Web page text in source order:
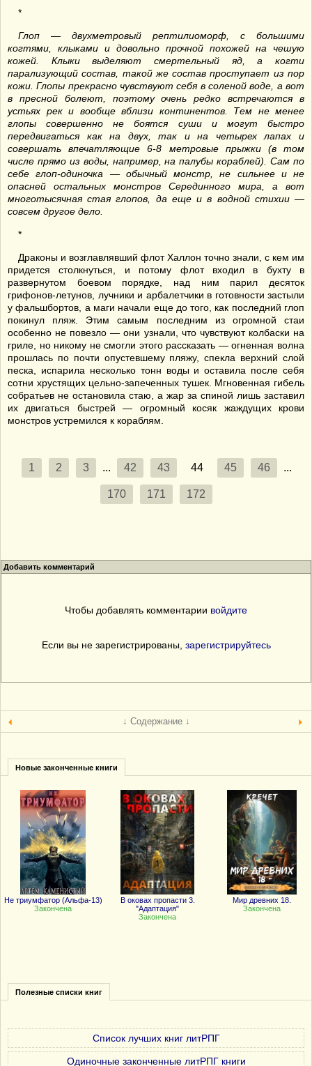
*
Глоп — двухметровый рептилиоморф, с большими
когтями, клыками и довольно прочной похожей на чешую
кожей. Клыки выделяют смертельный яд, а когти
парализующий состав, такой же состав проступает из пор
кожи. Глопы прекрасно чувствуют себя в соленой воде, а вот
в пресной болеют, поэтому очень редко встречаются в
устьях рек и вообще вблизи континентов. Тем не менее
глопы совершенно не боятся суши и могут быстро
передвигаться как на двух, так и на четырех лапах и
совершать впечатляющие 6-8 метровые прыжки (в том
числе прямо из воды, например, на палубы кораблей). Сам по
себе глоп-одиночка — обычный монстр, не сильнее и не
опасней остальных монстров Серединного мира, а вот
многотысячная стая глопов, да еще и в водной стихии —
совсем другое дело.
*
Драконы и возглавлявший флот Халлон точно знали, с кем им
придется столкнуться, и потому флот входил в бухту в
развернутом боевом порядке, над ним парил десяток
грифонов-летунов, лучники и арбалетчики в готовности застыли
у фальшбортов, а маги начали еще до того, как последний глоп
покинул пляж. Этим самым последним из огромной стаи
особенно не повезло — они узнали, что чувствуют колбаски на
гриле, но никому не смогли этого рассказать — огненная волна
прошлась по почти опустевшему пляжу, спекла верхний слой
песка, испарила несколько тонн воды и оставила после себя
сотни хрустящих цельно-запеченных тушек. Мгновенная гибель
собратьев не остановила стаю, а жар за спиной лишь заставил
их двигаться быстрей — огромный косяк жаждущих крови
монстров устремился к кораблям.
1 2 3 ... 42 43 44 45 46 ...
170 171 172
Добавить комментарий
Чтобы добавлять комментарии войдите
Если вы не зарегистрированы, зарегистрируйтесь
↓ Содержание ↓
Новые законченные книги
Не триумфатор (Альфа-13)
Закончена
В оковах пропасти 3.
"Адаптация"
Закончена
Мир древних 18.
Закончена
Полезные списки книг
Список лучших книг литРПГ
Одиночные законченные литРПГ книги